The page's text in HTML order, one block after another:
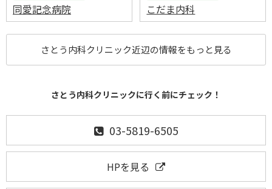
同愛記念病院 こだま内科
さとう内科クリニック近辺の情報をもっと見る
さとう内科クリニックに行く前にチェック！
03-5819-6505
HPを見る